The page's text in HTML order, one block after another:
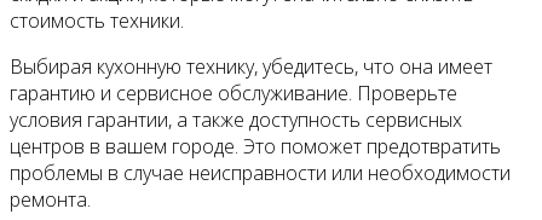
стоимость техники.
Выбирая кухонную технику, убедитесь, что она имеет
гарантию и сервисное обслуживание. Проверьте
условия гарантии, а также доступность сервисных
центров в вашем городе. Это поможет предотвратить
проблемы в случае неисправности или необходимости
ремонта.